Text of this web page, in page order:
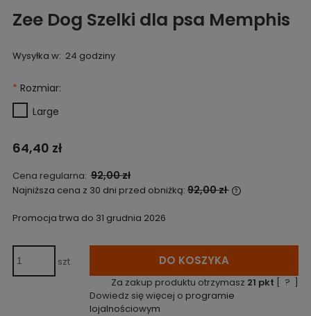
Zee Dog Szelki dla psa Memphis
Wysyłka w: 24 godziny
* Rozmiar:
Large
64,40 zł
Cena regularna: 92,00 zł
Najniższa cena z 30 dni przed obniżką: 92,00 zł
pojawił się w
Promocja trwa do 31 grudnia 2026
szt. DO KOSZYKA
Za zakup produktu otrzymasz 21 pkt [ ? ]
Dowiedz się więcej o programie
lojalnościowym